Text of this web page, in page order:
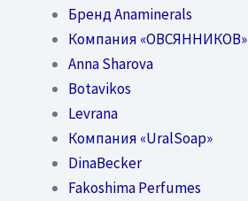
Бренд Anaminerals
Компания «ОВСЯННИКОВ»
Anna Sharova
Botavikos
Levrana
Компания «UralSoap»
DinaBecker
Fakoshima Perfumes